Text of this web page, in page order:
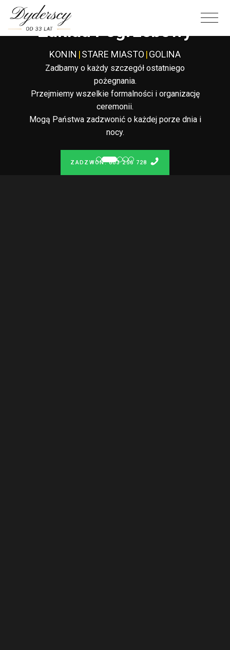
Całodobowy
Zakład Pogrzebowy
KONIN |STARE MIASTO |GOLINA
Zadbamy o każdy szczegół ostatniego
pożegnania.
Przejmiemy wszelkie formalności i organizację
ceremonii.
Mogą Państwa zadzwonić o każdej porze dnia i
nocy.
ZADZWOŃ: 603 256 728